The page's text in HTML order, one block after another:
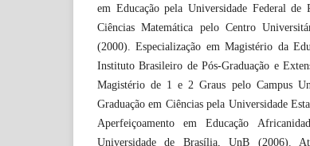
em Educação pela Universidade Federal
Ciências Matemática pelo Centro
(2000). Especialização em Magistério da
Instituto Brasileiro de Pós-Graduação e
Magistério de 1 e 2 Graus pelo Campus
Graduação em Ciências pela Universidade
Aperfeiçoamento em Educação
Universidade de Brasília, UnB (2006).